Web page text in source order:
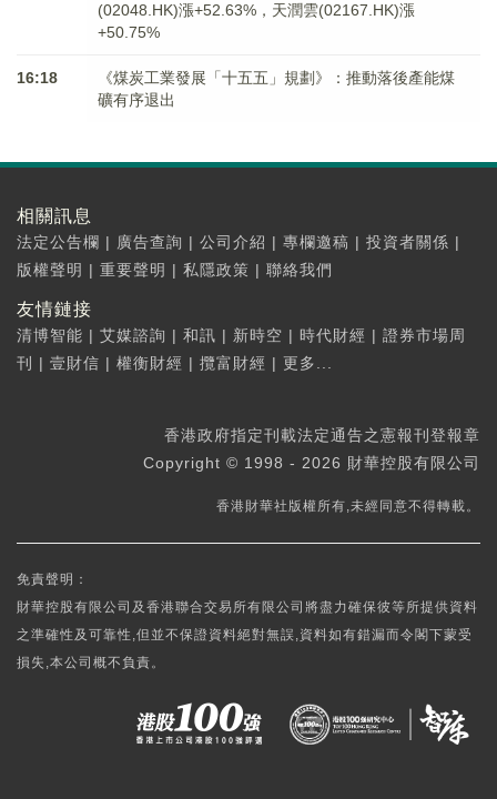
(02048.HK)漲+52.63%，天潤雲(02167.HK)漲
+50.75%
16:18
《煤炭工業發展「十五五」規劃》：推動落後產能煤
礦有序退出
相關訊息
法定公告欄 | 廣告查詢 | 公司介紹 | 專欄邀稿 | 投資者關係 |
版權聲明 | 重要聲明 | 私隱政策 | 聯絡我們
友情鏈接
清博智能 | 艾媒諮詢 | 和訊 | 新時空 | 時代財經 | 證券市場周
刊
| 壹財信 | 權衡財經 | 攬富財經 | 更多...
香港政府指定刊載法定通告之憲報刊登報章
Copyright © 1998 - 2026 財華控股有限公司
香港財華社版權所有,未經同意不得轉載。
免責聲明：
財華控股有限公司及香港聯合交易所有限公司將盡力確保彼等所提供資料
之準確性及可靠性,但並不保證資料絕對無誤,資料如有錯漏而令閣下蒙受
損失,本公司概不負責。